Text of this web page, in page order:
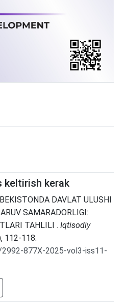
keltirish kerak
DAVLAT ULUSHI
SAMARADORLIGI:
TAHLILI . Iqtisodiy
112-118.
877X-2025-vol3-iss11-